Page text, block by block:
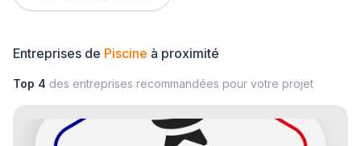
Entreprises de Piscine à proximité
Top 4 des entreprises recommandées pour votre projet